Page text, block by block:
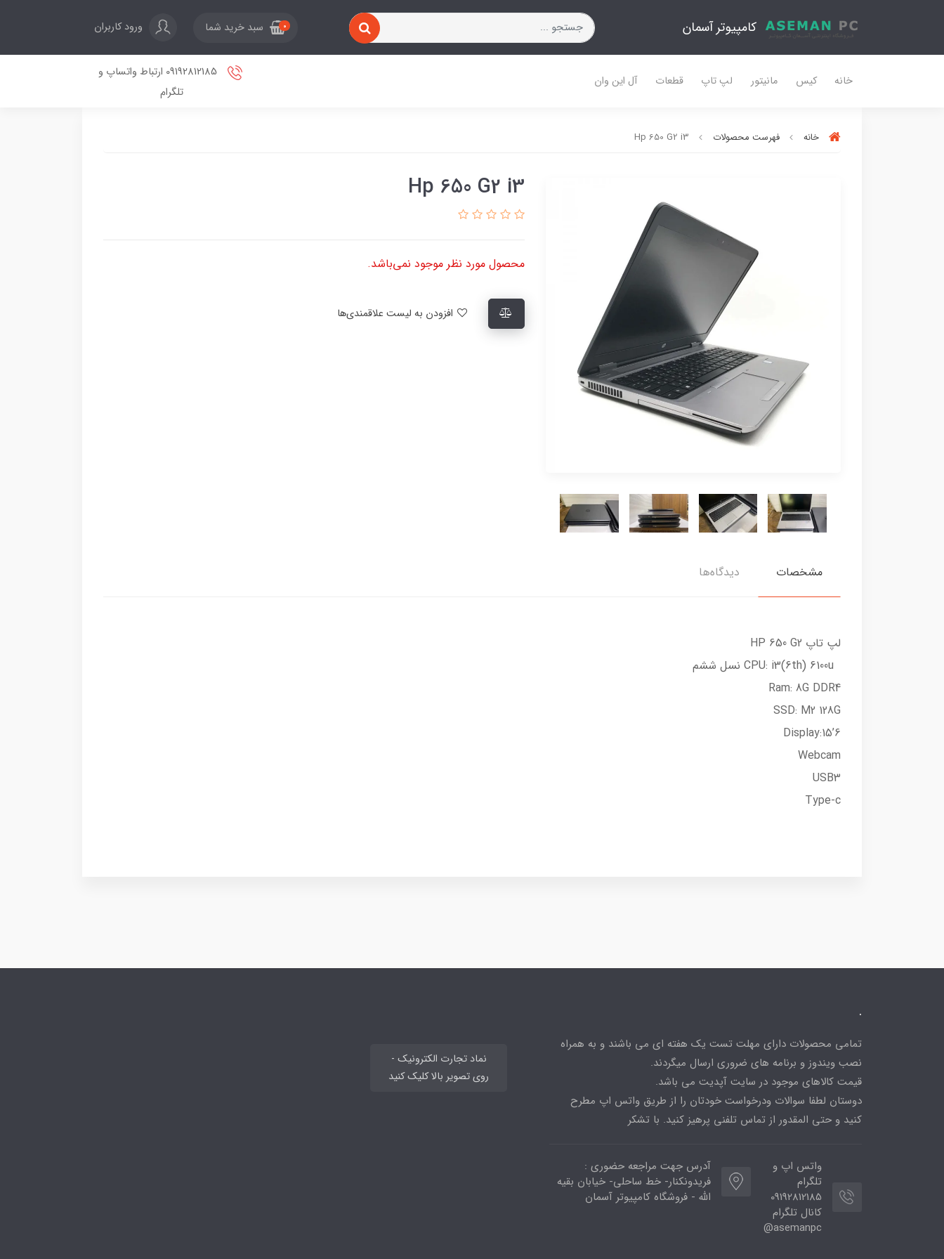
کامپیوتر آسمان 0 سبد خرید شما ورود کاربران
خانه کیس مانیتور لپ تاپ قطعات آل این وان
09192812185 ارتباط واتساپ و
تلگرام
خانه فهرست محصولات Hp 650 G2 i3
Hp 650 G2 i3
محصول مورد نظر موجود نمی‌باشد.
مشخصات دیدگاه‌ها
لپ تاپ HP 650 G2
Ram: 8G DDR4
SSD: M2 128G
Display:15’6
Webcam
USB3
Type-c
.
تمامی محصولات دارای مهلت تست یک هفته ای می باشند و به همراه
نصب ویندوز و برنامه های ضروری ارسال میگردند.
قیمت کالاهای موجود در سایت آپدیت می باشد.
دوستان لطفا سوالات ودرخواست خودتان را از طریق واتس اپ مطرح
کنید و حتی المقدور از تماس تلفنی پرهیز کنید. با تشکر
واتس اپ و
تلگرام
09192812185
کانال تلگرام
asemanpc@
آدرس جهت مراجعه حضوری :
فریدونکنار- خط ساحلی- خیابان بقیه
الله - فروشگاه کامپیوتر آسمان
نماد تجارت الکترونیک -
روی تصویر بالا کلیک کنید